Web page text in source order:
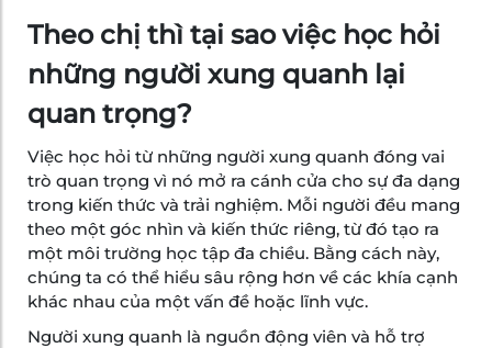
Theo chị thì tại sao việc học hỏi
những người xung quanh lại
quan trọng?
Việc học hỏi từ những người xung quanh đóng vai
trò quan trọng vì nó mở ra cánh cửa cho sự đa dạng
trong kiến thức và trải nghiệm. Mỗi người đều mang
theo một góc nhìn và kiến thức riêng, từ đó tạo ra
một môi trường học tập đa chiều. Bằng cách này,
chúng ta có thể hiểu sâu rộng hơn về các khía cạnh
khác nhau của một vấn đề hoặc lĩnh vực.
Người xung quanh là nguồn động viên và hỗ trợ